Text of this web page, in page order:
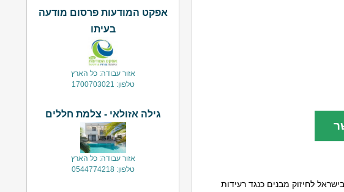
וגדל בישראל לחיזוק מבנים כנגד רעידות
אפקט המודעות פרסום מודעה
בעיתו
אזור עבודה: כל הארץ
טלפון: 1700703021
גילה אזולאי - צלמת חללים
אזור עבודה: כל הארץ
טלפון: 0544774218